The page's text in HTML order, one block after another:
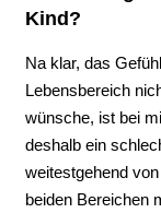
Kind?
Na klar, das
Lebensbereich
wünsche, ist bei
deshalb ein
weitestgehend
beiden Bereichen